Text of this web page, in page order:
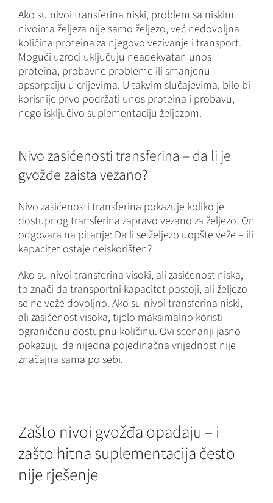
Ako su nivoi transferina niski, problem sa niskim
nivoima željeza nije samo željezo, već nedovoljna
količina proteina za njegovo vezivanje i transport.
Mogući uzroci uključuju neadekvatan unos
proteina, probavne probleme ili smanjenu
apsorpciju u crijevima. U takvim slučajevima, bilo bi
korisnije prvo podržati unos proteina i probavu,
nego isključivo suplementaciju željezom.
Nivo zasićenosti transferina – da li je
gvožđe zaista vezano?
Nivo zasićenosti transferina pokazuje koliko je
dostupnog transferina zapravo vezano za željezo. On
odgovara na pitanje: Da li se željezo uopšte veže – ili
kapacitet ostaje neiskorišten?
Ako su nivoi transferina visoki, ali zasićenost niska,
to znači da transportni kapacitet postoji, ali željezo
se ne veže dovoljno. Ako su nivoi transferina niski,
ali zasićenost visoka, tijelo maksimalno koristi
ograničenu dostupnu količinu. Ovi scenariji jasno
pokazuju da nijedna pojedinačna vrijednost nije
značajna sama po sebi.
Zašto nivoi gvožđa opadaju – i
zašto hitna suplementacija često
nije rješenje